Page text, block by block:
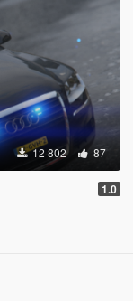
12 802 87
1.0